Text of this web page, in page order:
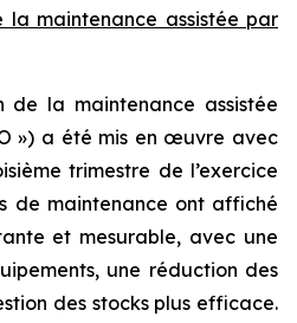
la maintenance assistée par
de la maintenance assistée
») a été mis en œuvre avec
trimestre de l’exercice
de maintenance ont affiché
et mesurable, avec une
une réduction des
des stocks plus efficace.